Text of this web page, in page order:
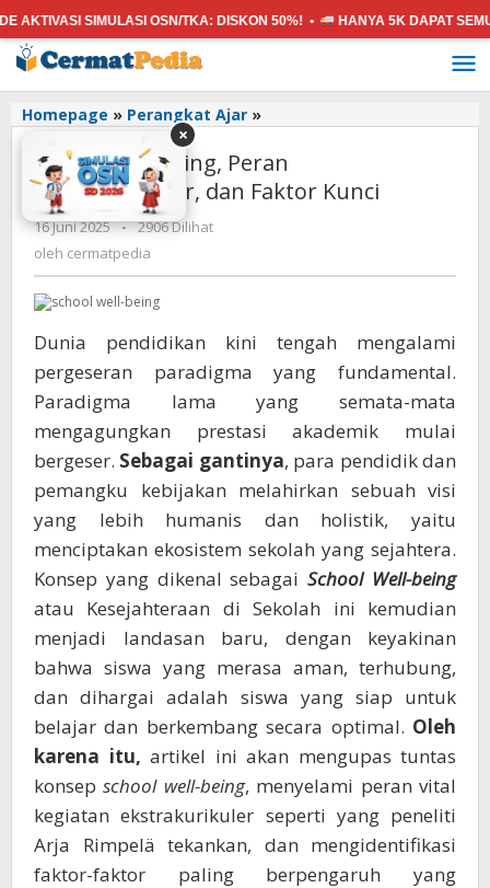
Lewati
ke
konten
OSN/TKA:DISKON 50%! • HANYA 5KDAPAT SEMUA MATA
Homepage » Perangkat Ajar »School
being,
Peran
Ekstrakurikuler,
Kunci
School Well-being, Peran
Ekstrakurikuler, dan Faktor Kunci
16 Juni 2025 oleh
cermatpedia
- 2906 Dilihat
oleh cermatpedia
Dunia pendidikan kini tengah mengalami
pergeseran paradigma yang fundamental.
Paradigma lama yang semata-mata
mengagungkan prestasi akademik mulai
bergeser. Sebagai gantinya, para pendidik dan
pemangku kebijakan melahirkan sebuah visi
yang lebih humanis dan holistik, yaitu
menciptakan ekosistem sekolah yang sejahtera.
Konsep yang dikenal sebagaiSchool Well-being
atau Kesejahteraan di Sekolah ini kemudian
menjadi landasan baru, dengan keyakinan
bahwa siswa yang merasa aman, terhubung,
dan dihargai adalah siswa yang siap untuk
belajar dan berkembang secara optimal. Oleh
karena itu, artikel ini akan mengupas tuntas
konsepschool well-being, menyelami peran vital
kegiatan ekstrakurikuler seperti yang peneliti
Arja Rimpelä tekankan, dan mengidentifikasi
faktor-faktor paling berpengaruh yang
×